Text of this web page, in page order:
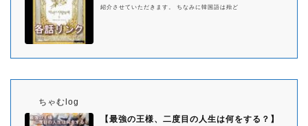
紹介させていただきます。 ちなみに韓国語は殆ど
ちゃむlog
【最強の王様、二度目の人生は何をする？】